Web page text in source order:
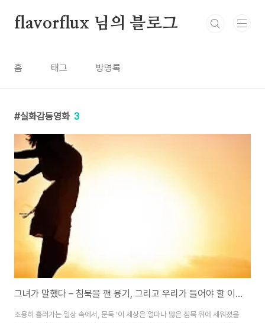
flavorflux 님의 블로그
홈 태그 방명록
실화감동영화 3
그녀가 말했다 – 침묵을 깬 용기, 그리고 우리가 들어야 할 이야기
조용히 흘러가는 일상 속에서, 문득 ‘이 세상은 얼마나 많은 침묵 위에 세워졌을